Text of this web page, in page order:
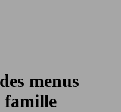
menus
famille